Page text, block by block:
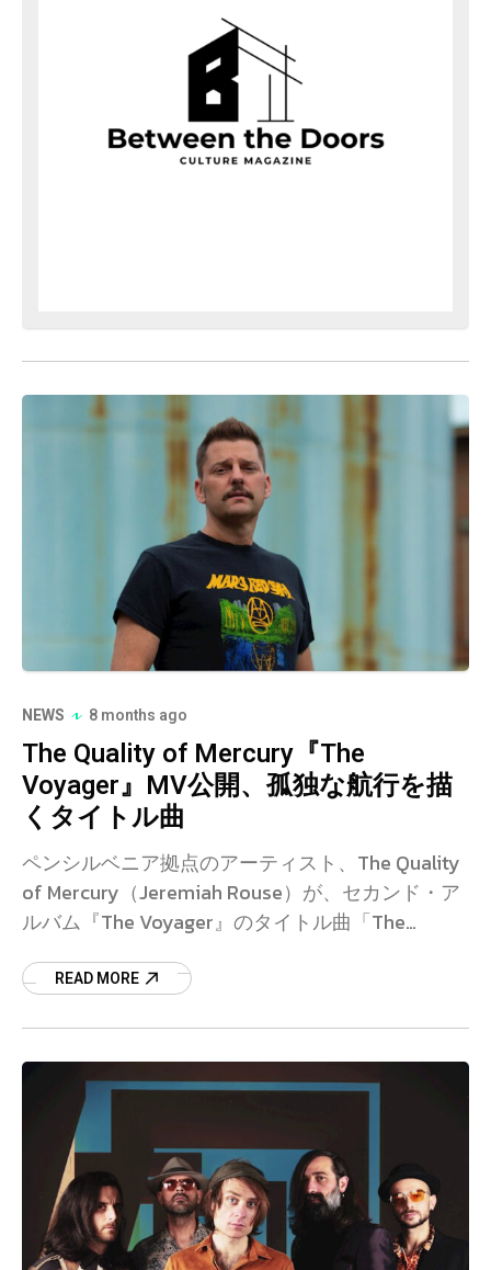
NEWS 8 months ago
The Quality of Mercury『The
Voyager』MV公開、孤独な航行を描
くタイトル曲
ペンシルベニア拠点のアーティスト、The Quality
of Mercury（Jeremiah Rouse）が、セカンド・ア
ルバム『The Voyager』のタイトル曲「The
READ MORE